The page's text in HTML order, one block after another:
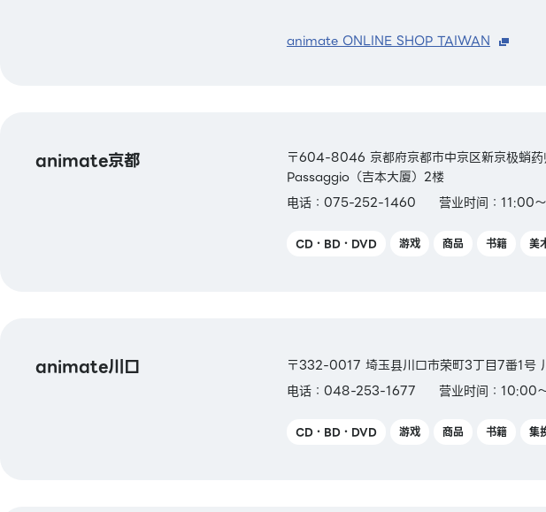
animate ONLINE SHOP TAIWAN
animate京都
〒604-8046 京都府京都市中京区新京极蛸
Passaggio（吉本大厦）2楼
电话：075-252-1460
营业时间：11:00
CD・BD・DVD 游戏 商品 书籍 美
animate川口
〒332-0017 埼玉县川口市荣町3丁目7番1号
电话：048-253-1677
营业时间：10:00
CD・BD・DVD 游戏 商品 书籍 集